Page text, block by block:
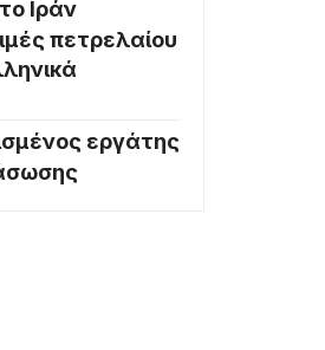
Ιράν
πετρελαίου
εργάτης